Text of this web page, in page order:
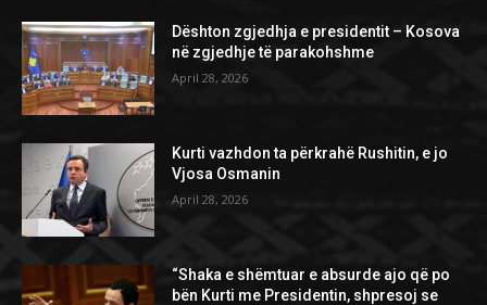
Dështon zgjedhja e presidentit – Kosova
në zgjedhje të parakohshme
April 28, 2026
Kurti vazhdon ta përkrahë Rushitin, e jo
Vjosa Osmanin
April 28, 2026
“Shaka e shëmtuar e absurde ajo që po
bën Kurti me Presidentin, shpresoj se